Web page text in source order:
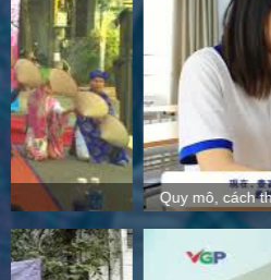
Quy mô, cách thức hoạt động tại